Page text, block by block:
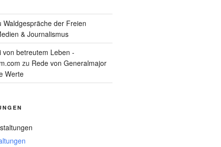
Waldgespräche der Freien
& Journalismus
von betreutem Leben -
zu Rede von Generalmajor
Werte